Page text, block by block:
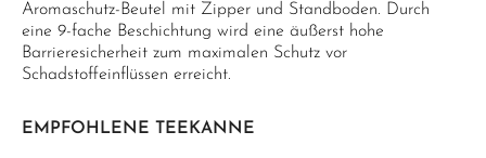
Aromaschutz-Beutel mit Zipper und Standboden. Durch
eine 9-fache Beschichtung wird eine äußerst hohe
Barrieresicherheit zum maximalen Schutz vor
Schadstoffeinflüssen erreicht.
EMPFOHLENE TEEKANNE